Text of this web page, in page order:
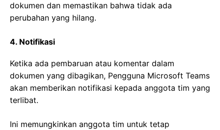
dokumen dan memastikan bahwa tidak ada
perubahan yang hilang.
4. Notifikasi
Ketika ada pembaruan atau komentar dalam
dokumen yang dibagikan, Pengguna Microsoft Teams
akan memberikan notifikasi kepada anggota tim yang
terlibat.
Ini memungkinkan anggota tim untuk tetap